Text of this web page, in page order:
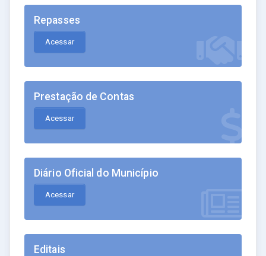
Repasses
Acessar
Prestação de Contas
Acessar
Diário Oficial do Município
Acessar
Editais